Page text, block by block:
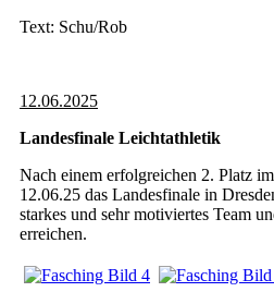
Text: Schu/Rob
12.06.2025
Landesfinale Leichtathletik
Nach einem erfolgreichen 2. Platz
12.06.25 das Landesfinale in
starkes und sehr motiviertes Team
erreichen.